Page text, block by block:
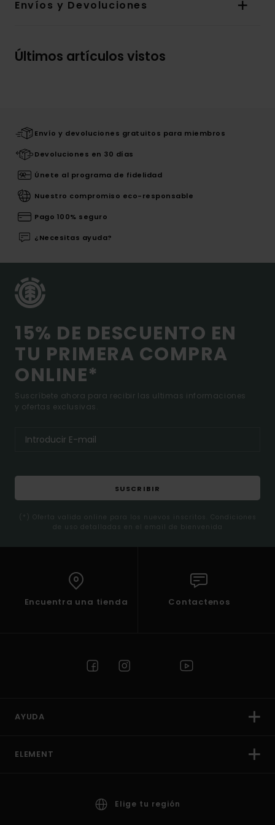
Envíos y Devoluciones
Últimos artículos vistos
Envío y devoluciones gratuitos para miembros
Devoluciones en 30 días
Únete al programa de fidelidad
Nuestro compromiso eco-responsable
Pago 100% seguro
¿Necesitas ayuda?
15% DE DESCUENTO EN
TU PRIMERA COMPRA
ONLINE*
Suscríbete ahora para recibir las ultimas informaciones
y ofertas exclusivas.
SUSCRIBIR
(*) Oferta valida online para los nuevos inscritos. Condiciones
de uso detalladas en el email de bienvenida
Encuentra una tienda Contactenos
AYUDA
ELEMENT
Elige tu región